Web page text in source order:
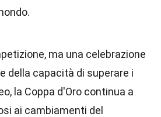
ma una celebrazione
della capacità di superare i
la Coppa d'Oro continua a
ai cambiamenti del